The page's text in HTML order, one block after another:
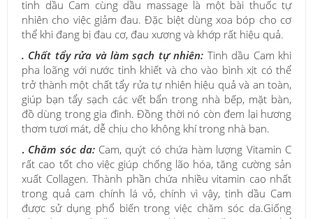
tinh dầu Cam cùng dầu massage là một bài thuốc tự
nhiên cho việc giảm đau. Đặc biệt dùng xoa bóp cho cơ
thể khi đang bị đau cơ, đau xương và khớp rất hiệu quả.
. Chất tẩy rửa và làm sạch tự nhiên: Tinh dầu Cam khi
pha loãng với nước tinh khiết và cho vào bình xịt có thể
trở thành một chất tẩy rửa tự nhiên hiệu quả và an toàn,
giúp bạn tẩy sạch các vết bẩn trong nhà bếp, mặt bàn,
đồ dùng trong gia đình. Đồng thời nó còn đem lại hương
thơm tươi mát, dễ chịu cho không khí trong nhà bạn.
. Chăm sóc da:Cam, quýt có chứa hàm lượng Vitamin C
rất cao tốt cho việc giúp chống lão hóa, tăng cường sản
xuất Collagen. Thành phần chứa nhiều vitamin cao nhất
trong quả cam chính lá vỏ, chính vì vậy, tinh dầu Cam
được sử dụng phổ biến trong việc chăm sóc da.Giống